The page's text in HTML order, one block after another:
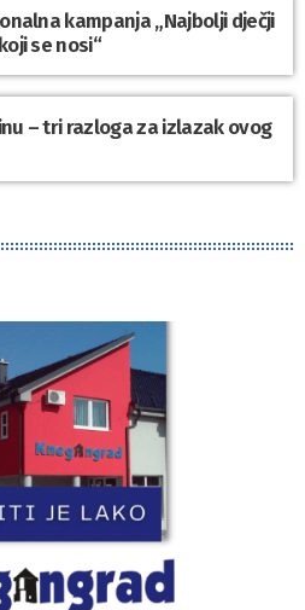
kampanja „Najbolji dječji
se nosi“
– tri razloga za izlazak ovog